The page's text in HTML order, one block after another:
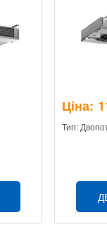
Ціна:
Тип: